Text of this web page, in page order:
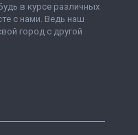
в курсе различных
с нами. Ведь наш
город с другой